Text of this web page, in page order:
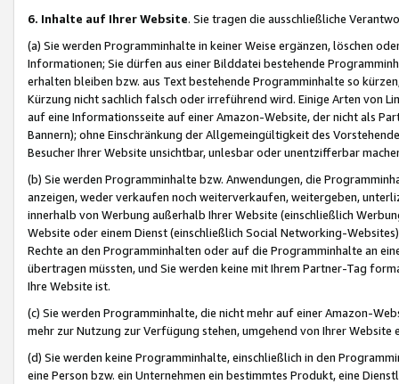
6. Inhalte auf Ihrer Website. Sie tragen die ausschließliche
(a) Sie werden Programminhalte in keiner Weise ergänzen, löschen
Informationen; Sie dürfen aus einer Bilddatei bestehende
erhalten bleiben bzw. aus Text bestehende Programminhalte so
Kürzung nicht sachlich falsch oder irreführend wird. Einige Arten von
auf eine Informationsseite auf einer Amazon-Website, der nicht als
Bannern); ohne Einschränkung der Allgemeingültigkeit des
Besucher Ihrer Website unsichtbar, unlesbar oder unentzifferbar
(b) Sie werden Programminhalte bzw. Anwendungen, die
anzeigen, weder verkaufen noch weiterverkaufen, weitergeben,
innerhalb von Werbung außerhalb Ihrer Website (einschließlich
Website oder einem Dienst (einschließlich Social Networking-
Rechte an den Programminhalten oder auf die Programminhalte an
übertragen müssten, und Sie werden keine mit Ihrem Partner-Tag
Ihre Website ist.
(c) Sie werden Programminhalte, die nicht mehr auf einer Amazon-
mehr zur Nutzung zur Verfügung stehen, umgehend von Ihrer
(d) Sie werden keine Programminhalte, einschließlich in den
eine Person bzw. ein Unternehmen ein bestimmtes Produkt, eine